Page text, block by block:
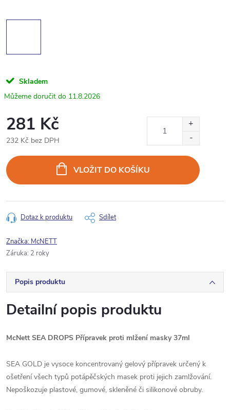
Skladem
11.8.2026
281 Kč
232 Kč bez DPH
cena:
VLOŽIT DO KOŠÍKU
Dotaz k produktu Sdílet
Značka: McNETT
Záruka: 2 roky
Popis produktu
Detailní popis produktu
McNett SEA DROPS Přípravek proti mlžení masky 37ml
SEA GOLD je vysoce koncentrovaný gelový přípravek určený k
ošetření všech typů potápěčských masek proti jejich zamlžování.
Nepoškozuje plastové, gumové, skleněné či silikonové obruby.